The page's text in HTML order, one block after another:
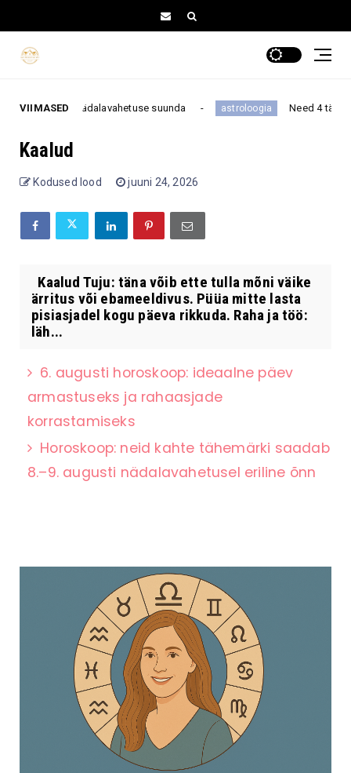
VIIMASED
kogu nädalavahetuse suunda astroloogia Need 4 tähemärki
Kaalud
Kodused lood juuni 24, 2026
Kaalud Tuju: täna võib ette tulla mõni väike
ärritus või ebameeldivus. Püüa mitte lasta
pisiasjadel kogu päeva rikkuda. Raha ja töö:
läh...
6. augusti horoskoop: ideaalne päev
armastuseks ja rahaasjade
korrastamiseks
Horoskoop: neid kahte tähemärki saadab
8.–9. augusti nädalavahetusel eriline õnn